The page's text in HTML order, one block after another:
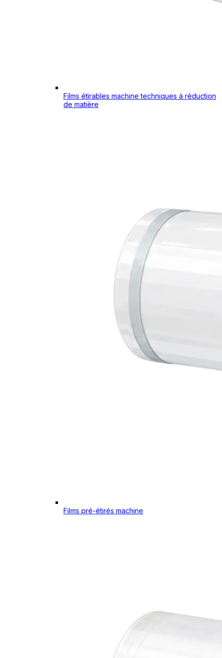
Films étirables machine techniques à réduction
de matière
Films pré-étirés machine